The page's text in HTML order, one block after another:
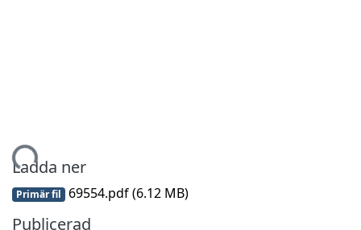
Hämtar...
Ladda ner
Primär fil 69554.pdf(6.12 MB)
Publicerad